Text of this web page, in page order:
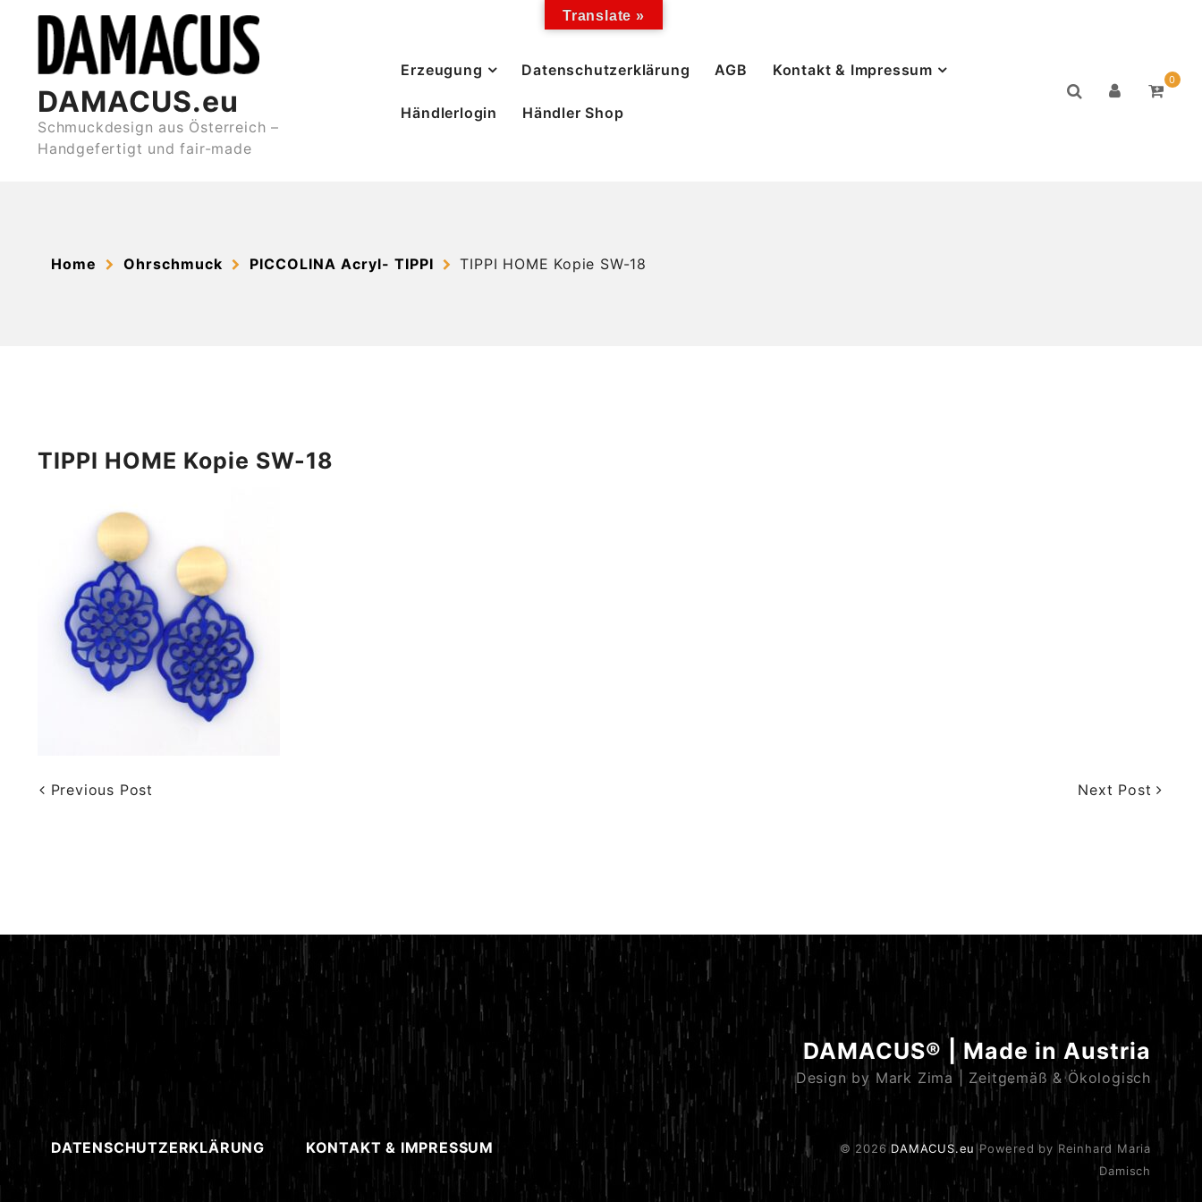
content
DAMACUS.eu
Schmuckdesign aus Österreich –
Handgefertigt und fair-made
Erzeugung Datenschutzerklärung AGB Kontakt & Impressum
Händlerlogin Händler Shop
0
Home Ohrschmuck PICCOLINA Acryl- TIPPI TIPPI HOME Kopie SW-18
TIPPI HOME Kopie SW-18
Previous Post Next Post
DAMACUS® | Made in Austria
Design by Mark Zima | Zeitgemäß & Ökologisch
DATENSCHUTZERKLÄRUNG KONTAKT & IMPRESSUM © 2026 DAMACUS.eu Powered by Reinhard Maria
Damisch
Translate »